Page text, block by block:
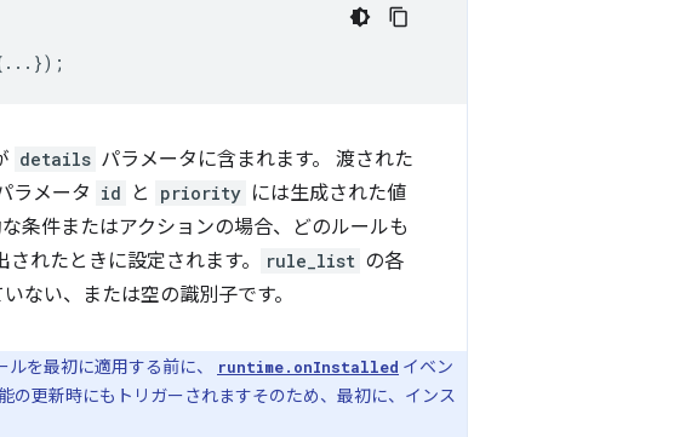
details パラメータに含まれます。 渡された
ラメータ id と priority には生成された値
条件またはアクションの場合、どのルールも
れたときに設定されます。 rule_list の各
ない、または空の識別子です。
を最初に適用する前に、 runtime.onInstalled イベン
の更新時にもトリガーされますそのため、最初に、インス